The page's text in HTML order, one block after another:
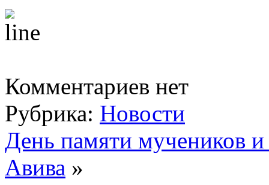
Комментариев нет
Рубрика: Новости
День памяти мучеников
Авива »